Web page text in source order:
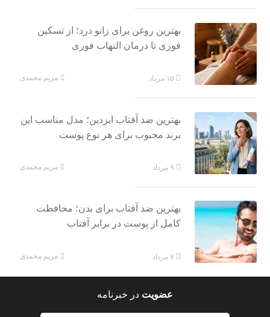
بهترین روغن برای زانو درد؛ از تسکین
فوری تا درمان التهاب فوری
۱۵ مرداد مریم محمدی
بهترین ضد آفتاب ایزدین؛ مدل مناسب این
برند محبوب برای هر نوع پوست
۹ مرداد مریم محمدی
بهترین ضد آفتاب برای بدن؛ محافظت
کامل از پوست در برابر آفتاب
۷ مرداد مریم محمدی
عضویت در خبرنامه